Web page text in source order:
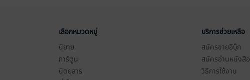
เลือกหมวดหมู่
นิยาย
การ์ตูน
นิตยสาร
บริการช่วยเหลือ
สมัครขายอีบุ๊ก
สมัครอ่านหนังสือ
วิธีการใช้งาน